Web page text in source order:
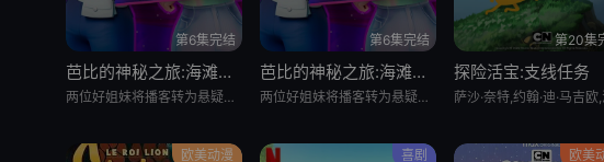
第6集完结
芭比的神秘之旅:海滩探案集 英语版
两位好姐妹将播客转为悬疑推理节目，在海滩嘉年华追查连环失窃谜案的冒险经历
第6集完结
芭比的神秘之旅:海滩探案集
两位好姐妹将播客转为悬疑推理节目，在海滩嘉年华追查连环失窃谜案的冒险经历
第20集
探险活宝:支线任务
欧美动漫 喜剧 欧美